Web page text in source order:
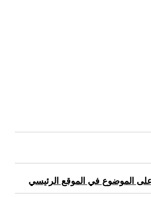
على الموضوع في الموقع الرئيسي